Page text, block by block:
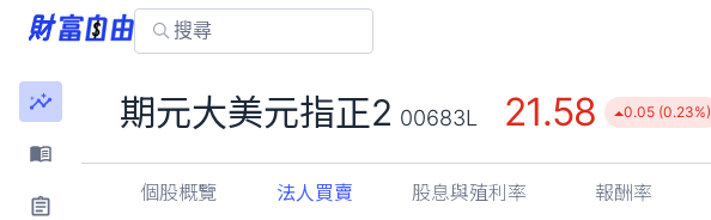
期元大美元指正2 00683L 21.58 0.05 (0.23%)
個股概覽 法人買賣 股息與殖利率 報酬率